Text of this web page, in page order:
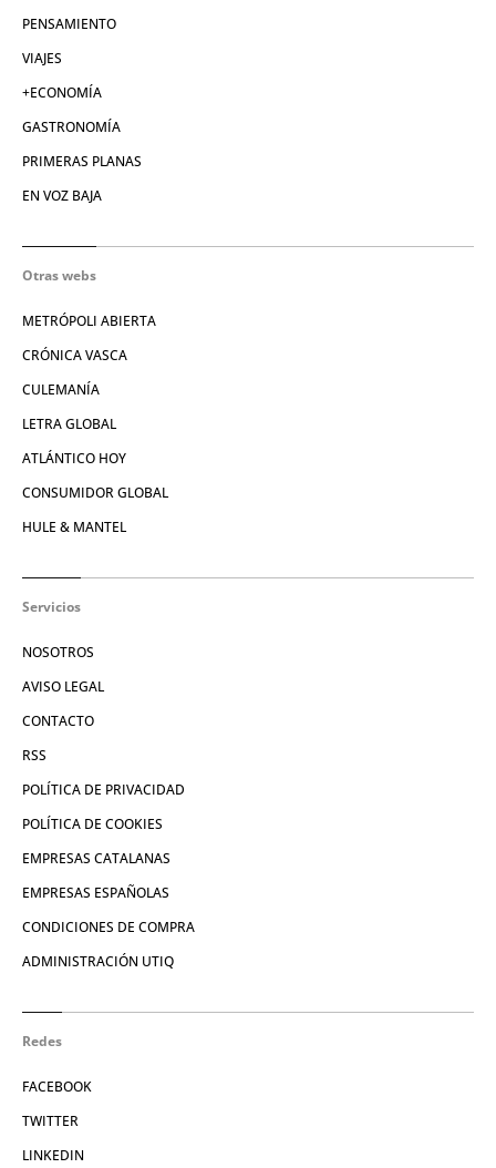
PENSAMIENTO
VIAJES
+ECONOMÍA
GASTRONOMÍA
PRIMERAS PLANAS
EN VOZ BAJA
Otras webs
METRÓPOLI ABIERTA
CRÓNICA VASCA
CULEMANÍA
LETRA GLOBAL
ATLÁNTICO HOY
CONSUMIDOR GLOBAL
HULE & MANTEL
Servicios
NOSOTROS
AVISO LEGAL
CONTACTO
RSS
POLÍTICA DE PRIVACIDAD
POLÍTICA DE COOKIES
EMPRESAS CATALANAS
EMPRESAS ESPAÑOLAS
CONDICIONES DE COMPRA
ADMINISTRACIÓN UTIQ
Redes
FACEBOOK
TWITTER
LINKEDIN